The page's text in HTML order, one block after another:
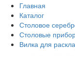
Главная
Каталог
Столовое
Столовые
Вилка для